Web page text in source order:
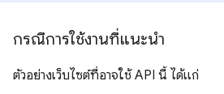
กรณีการใช้งานที่แนะนำ
ตัวอย่างเว็บไซต์ที่อาจใช้ API นี้ ได้แก่